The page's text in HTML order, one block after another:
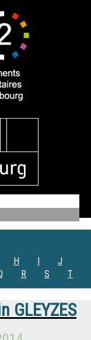
H I
J
R S
T
GLEYZES